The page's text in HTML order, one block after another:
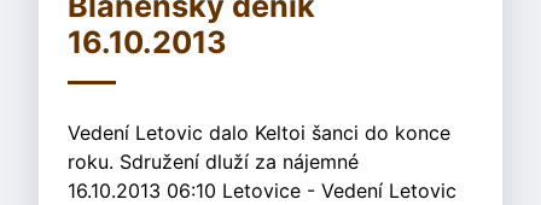
16.10.2013
Vedení Letovic dalo Keltoi šanci do konce
roku. Sdružení dluží za nájemné
16.10.2013 06:10 Letovice - Vedení Letovic